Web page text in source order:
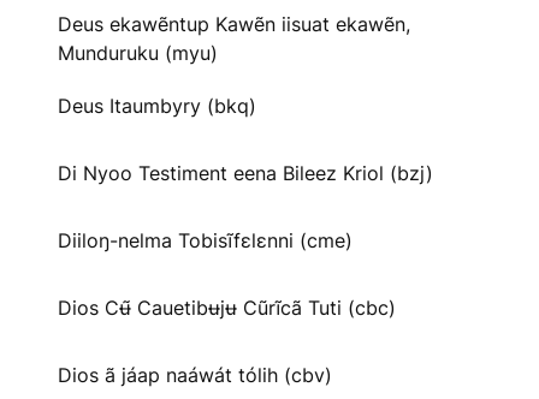
Deus ekawẽntup Kawẽn iisuat ekawẽn,
Munduruku (myu)
Deus Itaumbyry (bkq)
Di Nyoo Testiment eena Bileez Kriol (bzj)
Diiloŋ-nelma Tobisĩfɛlɛnni (cme)
Dios Cʉ̃ Cauetibʉjʉ Cũrĩcã Tuti (cbc)
Dios ã jáap naáwát tólih (cbv)